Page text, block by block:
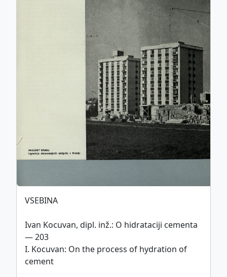
ISSN: 0017-2774
e-ISSN: 2536-4332
COBISS.SI-ID: 859140
UDK: 05:625
international license.
VSEBINA
Ivan Kocuvan, dipl. inž.: O hidrataciji cementa
— 203
I. Kocuvan: On the process of hydration of
cement